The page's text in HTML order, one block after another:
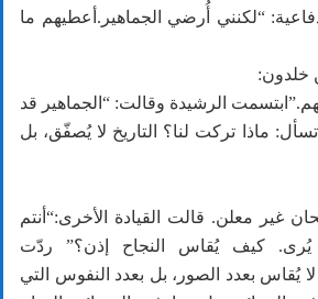
“لكنني أُرضي الجماهير.أعطيهم ما
خلدون:
الرشيدة وقالت: “الجماهير قد
ماذا تركت لنا؟ التاريخ لا يُصفّق، بل
غير معلن. قالت القيادة الأخرى:“أنتم
يُرى. كيف يُقاس النجاح إذن؟” ردّت
لا يُقاس بعدد الصور، بل بعدد النفوس التي